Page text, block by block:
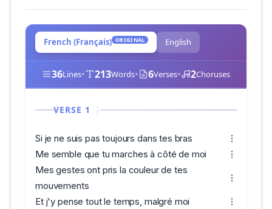
French (Français) ORIGINAL English
36Lines• 213Words• 6Verses• 2Choruses
VERSE 1
Si je ne suis pas toujours dans tes bras
Me semble que tu marches à côté de moi
Mes gestes ont pris la couleur de tes
mouvements
Et j'y pense tout le temps, malgré moi